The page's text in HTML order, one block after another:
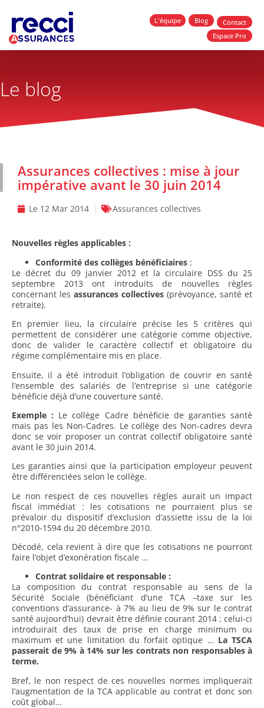
L'équipe Blog
Contact
Espace Pro
Le blog
Assurances collectives : mise à jour
impérative avant le 30 juin 2014
Le 12 Mar 2014 Assurances collectives
Nouvelles règles applicables :
Conformité des collèges bénéficiaires :
Le décret du 09 janvier 2012 et la circulaire DSS du 25
septembre 2013 ont introduits de nouvelles règles
concernant les assurances collectives (prévoyance, santé et
retraite).
En premier lieu, la circulaire précise les 5 critères qui
permettent de considérer une catégorie comme objective,
donc de valider le caractère collectif et obligatoire du
régime complémentaire mis en place.
Ensuite, il a été introduit l’obligation de couvrir en santé
l’ensemble des salariés de l’entreprise si une catégorie
bénéficie déjà d’une couverture santé.
Exemple : Le collège Cadre bénéficie de garanties santé
mais pas les Non-Cadres. Le collège des Non-cadres devra
donc se voir proposer un contrat collectif obligatoire santé
avant le 30 juin 2014.
Les garanties ainsi que la participation employeur peuvent
être différenciées selon le collège.
Le non respect de ces nouvelles règles aurait un impact
fiscal immédiat : les cotisations ne pourraient plus se
prévaloir du dispositif d’exclusion d’assiette issu de la loi
n°2010-1594 du 20 décembre 2010.
Décodé, cela revient à dire que les cotisations ne pourront
faire l’objet d’exonération fiscale …
Contrat solidaire et responsable :
La composition du contrat responsable au sens de la
Sécurité Sociale (bénéficiant d’une TCA –taxe sur les
conventions d’assurance- à 7% au lieu de 9% sur le contrat
santé aujourd’hui) devrait être définie courant 2014 ; celui-ci
introduirait des taux de prise en charge minimum ou
maximum et une limitation du forfait optique … La TSCA
passerait de 9% à 14% sur les contrats non responsables à
terme.
Bref, le non respect de ces nouvelles normes impliquerait
l’augmentation de la TCA applicable au contrat et donc son
coût global…